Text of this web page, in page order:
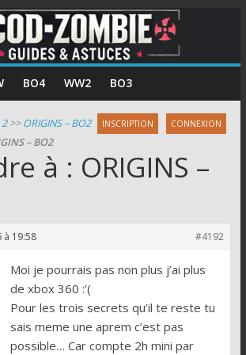
BO4 WW2 BO3
INSCRIPTION CONNEXION
>>ORIGINS – BO2
– BO2
à : ORIGINS –
à 19:58
#4192
Moi je pourrais pas non plus j’ai plus
de xbox 360 :'(
Pour les trois secrets qu’il te reste tu
sais meme une aprem c’est pas
possible… Car compte 2h mini par